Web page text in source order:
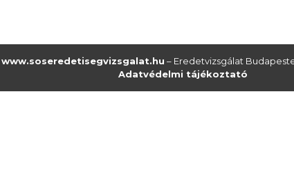
www.soseredetisegvizsgalat.hu – Eredetvizsgálat
Adatvédelmi tájékoztató